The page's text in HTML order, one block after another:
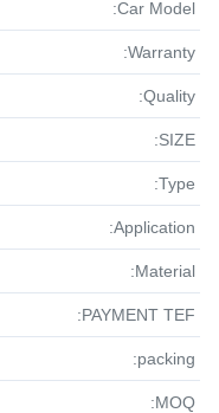
Car Model:
Warranty:
Quality:
SIZE:
Type:
Application:
Material:
PAYMENT TEF:
packing:
MOQ: